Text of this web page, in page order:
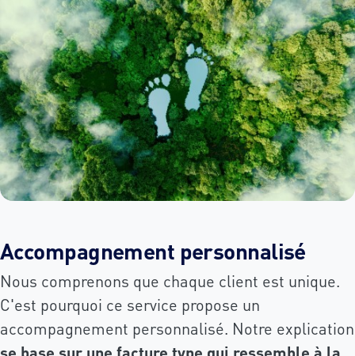
Accompagnement personnalisé
Nous comprenons que chaque client est unique.
C'est pourquoi ce service propose un
accompagnement personnalisé. Notre explication